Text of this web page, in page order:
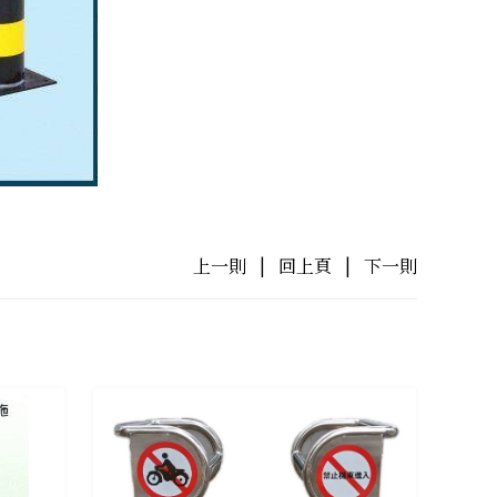
上一則 | 回上頁 | 下一則